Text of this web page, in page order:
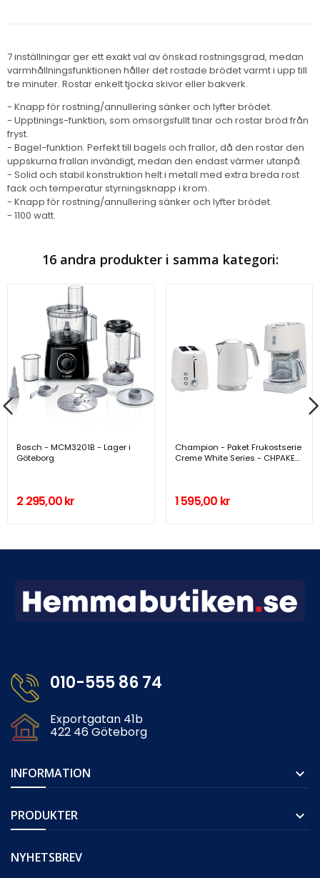
7 inställningar ger ett exakt val av önskad rostningsgrad, medan
varmhållningsfunktionen håller det rostade brödet varmt i upp till
tre minuter. Rostar enkelt tjocka skivor eller bakverk.
- Knapp för rostning/annullering sänker och lyfter brödet.
- Upptinings-funktion, som omsorgsfullt tinar och rostar bröd från
fryst.
- Bagel-funktion. Perfekt till bagels och frallor, då den rostar den
uppskurna frallan invändigt, medan den endast värmer utanpå.
- Solid och stabil konstruktion helt i metall med extra breda rost
fack och temperatur styrningsknapp i krom.
- Knapp för rostning/annullering sänker och lyfter brödet.
- 1100 watt.
16 andra produkter i samma kategori:
Bosch - MCM3201B - Lager i
Göteborg
2 295,00 kr
Champion - Paket Frukostserie
Creme White Series - CHPAKET-
1 595,00 kr
010-555 86 74
Exportgatan 41b
422 46 Göteborg
INFORMATION 
PRODUKTER 
NYHETSBREV